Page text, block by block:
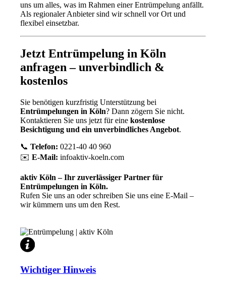
uns um alles, was im Rahmen einer Entrümpelung anfällt.
Als regionaler Anbieter sind wir schnell vor Ort und
flexibel einsetzbar.
Jetzt Entrümpelung in Köln
anfragen – unverbindlich &
kostenlos
Sie benötigen kurzfristig Unterstützung bei
Entrümpelungen in Köln? Dann zögern Sie nicht.
Kontaktieren Sie uns jetzt für einekostenlose
Besichtigung und ein unverbindliches Angebot.
📞Telefon: 0221-40 40 960
✉️E-Mail: infoaktiv-koeln.com
aktiv Köln – Ihr zuverlässiger Partner für
Entrümpelungen in Köln.
Rufen Sie uns an oder schreiben Sie uns eine E-Mail –
wir kümmern uns um den Rest.
Wichtiger Hinweis